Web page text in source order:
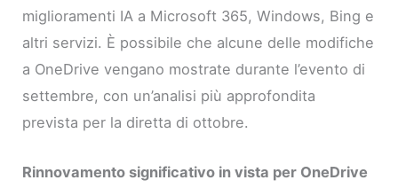
miglioramenti IA a Microsoft 365, Windows, Bing e
altri servizi. È possibile che alcune delle modifiche
a OneDrive vengano mostrate durante l’evento di
settembre, con un’analisi più approfondita
prevista per la diretta di ottobre.
Rinnovamento significativo in vista per OneDrive